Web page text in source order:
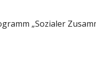
„Sozialer